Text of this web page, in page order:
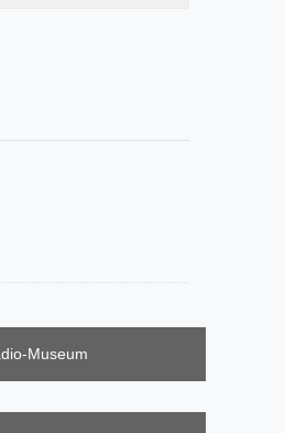
Museum